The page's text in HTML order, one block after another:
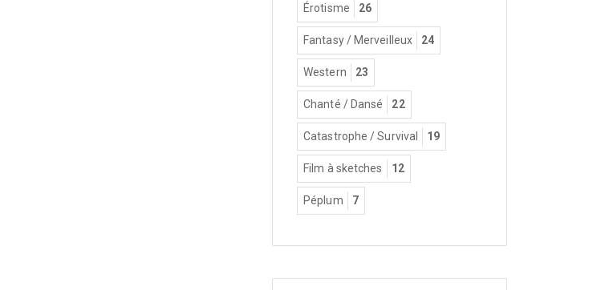
Érotisme 26
Fantasy / Merveilleux 24
Western 23
Chanté / Dansé 22
Catastrophe / Survival 19
Film à sketches 12
Péplum 7